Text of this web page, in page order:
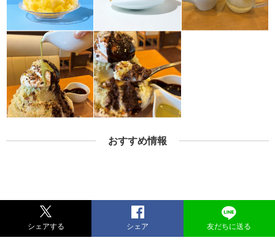
おすすめ情報
シェアする シェア 友だちに送る